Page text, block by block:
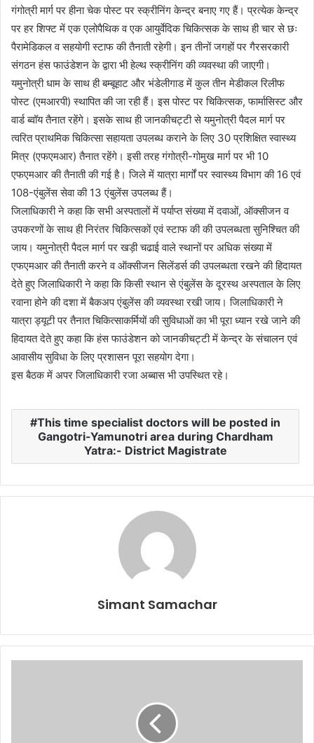
गंगोत्री मार्ग पर हीना चेक पोस्ट पर स्क्रीनिंग केन्द्र बनाए गए हैं। प्रत्येक केन्द्र
पर हर शिफ्ट में एक एलोपैथिक व एक आयुर्वेदिक चिकित्सक के साथ ही चार से छः
पैरामेडिकल व सहयोगी स्टाफ की तैनाती रहेगी। इन तीनों जगहों पर गैरसरकारी
संगठन हंस फाउंडेशन के द्वारा भी हेल्थ स्क्रीनिंग की व्यवस्था की जाएगी।
यमुनोत्री धाम के साथ ही बम्बूहाट और भंडेलीगाड में कुल तीन मेडीकल रिलीफ
पोस्ट (एमआरपी) स्थापित की जा रही हैं। इस पोस्ट पर चिकित्सक, फार्मासिस्ट और
वार्ड ब्वॉय तैनात रहेंगे। इसके साथ ही जानकीचट्टी से यमुनोत्री पैदल मार्ग पर
त्वरित प्राथमिक चिकित्सा सहायता उपलब्ध कराने के लिए 30 प्रशिक्षित स्वास्थ्य
मित्र (एफएमआर) तैनात रहेंगे। इसी तरह गंगोत्री-गोमुख मार्ग पर भी 10
एफएमआर की तैनाती की गई है। जिले में यात्रा मार्गों पर स्वास्थ्य विभाग की 16 एवं
108-एंबुलेंस सेवा की 13 एंबुलेंस उपलब्ध हैं।
जिलाधिकारी ने कहा कि सभी अस्पतालों में पर्याप्त संख्या में दवाओं, ऑक्सीजन व
उपकरणों के साथ ही निरंतर चिकित्सकों एवं स्टाफ की की उपलब्धता सुनिश्चित की
जाय। यमुनोत्री पैदल मार्ग पर खड़ी चढाई वाले स्थानों पर अधिक संख्या में
एफएमआर की तैनाती करने व ऑक्सीजन सिलेंडर्स की उपलब्धता रखने की हिदायत
देते हुए जिलाधिकारी ने कहा कि किसी स्थान से एंबुलेंस के दूरस्थ अस्पताल के लिए
रवाना होने की दशा में बैकअप एंबुलेंस की व्यवस्था रखी जाय। जिलाधिकारी ने
यात्रा ड्यूटी पर तैनात चिकित्साकर्मियों की सुविधाओं का भी पूरा ध्यान रखे जाने की
हिदायत देते हुए कहा कि हंस फाउंडेशन को जानकीचट्टी में केन्द्र के संचालन एवं
आवासीय सुविधा के लिए प्रशासन पूरा सहयोग देगा।
इस बैठक में अपर जिलाधिकारी रजा अब्बास भी उपस्थित रहे।
This time specialist doctors will be posted in
Gangotri-Yamunotri area during Chardham
Yatra:- District Magistrate
Simant Samachar